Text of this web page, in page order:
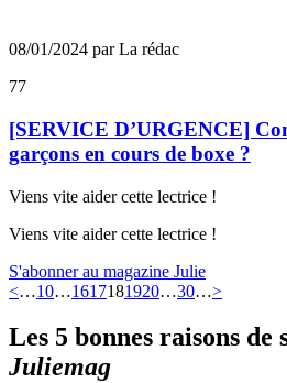
08/01/2024 par La rédac
77
[SERVICE D’URGENCE]
garçons en cours de boxe ?
Viens vite aider cette lectrice !
Viens vite aider cette lectrice !
S'abonner au magazine Julie
<…10…1617181920…30…>
Les 5 bonnes raisons de
Juliemag